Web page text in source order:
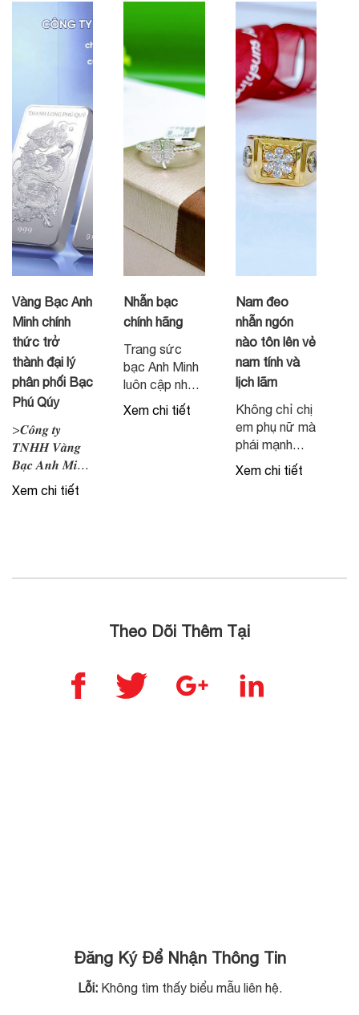
Vàng Bạc Anh
Minh chính
thức trở
thành đại lý
phân phối Bạc
Phú Qúy
>𝑪𝒐̂𝒏𝒈 𝒕𝒚
𝑻𝑵𝑯𝑯 𝑽𝒂̀𝒏𝒈
𝑩𝒂̣𝒄 𝑨𝒏𝒉 𝑴𝒊𝒏𝒉
𝒄𝒉𝒊́𝒏𝒉 𝒕𝒉𝒖̛́𝒄 𝒍𝒂̀
đ𝒂̣𝒊 𝒍𝒚́ 𝒖𝒚̉ 𝒒𝒖𝒚𝒆̂̀𝒏
chính thức tại
Xem chi tiết
Nhẫn bạc
chính hãng
Trang sức
bạc Anh Minh
luôn cập nhật
mẫu mã mới
nhất
Xem chi tiết
Nam đeo
nhẫn ngón
nào tôn lên vẻ
nam tính và
lịch lãm
Không chỉ chị
em phụ nữ mà
phái mạnh
cũng có thể
chọn lựa đeo
hiện sự nam
tính? Việc hiểu
từng vị trí đeo
nhẫn sẽ giúp
Xem chi tiết
Theo Dõi Thêm Tại
Đăng Ký Để Nhận Thông Tin
Lỗi:Không tìm thấy biểu mẫu liên hệ.